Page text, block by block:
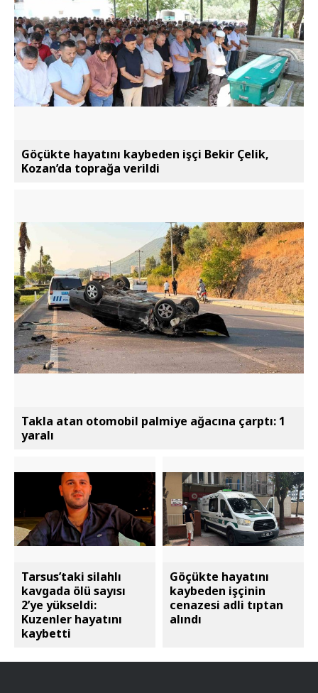
Göçükte hayatını kaybeden işçi Bekir Çelik,
Kozan’da toprağa verildi
Takla atan otomobil palmiye ağacına çarptı: 1
yaralı
Tarsus’taki silahlı
kavgada ölü sayısı
2’ye yükseldi:
Kuzenler hayatını
kaybetti
Göçükte hayatını
kaybeden işçinin
cenazesi adli tıptan
alındı